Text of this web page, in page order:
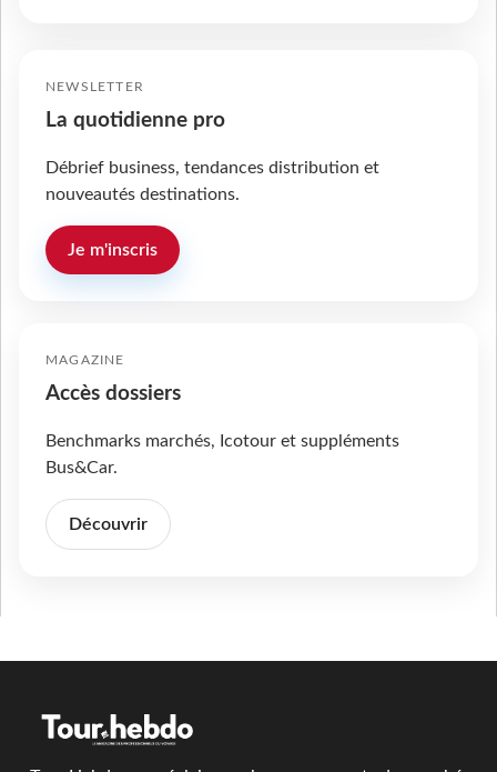
NEWSLETTER
La quotidienne pro
Débrief business, tendances distribution et
nouveautés destinations.
Je m'inscris
MAGAZINE
Accès dossiers
Benchmarks marchés, Icotour et suppléments
Bus&Car.
Découvrir